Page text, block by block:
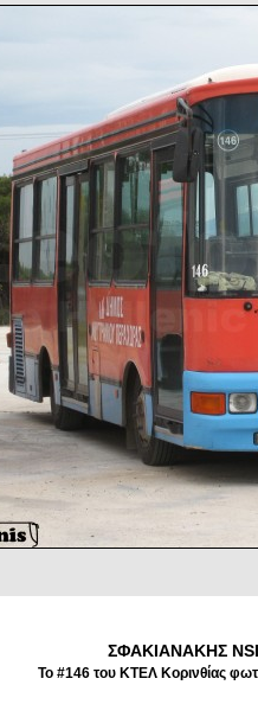
ΣΦΑΚΙΑΝΑΚΗΣ
Το #146 του ΚΤΕΛ Κορινθίας